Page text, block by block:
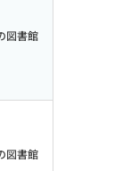
図書館
図書館